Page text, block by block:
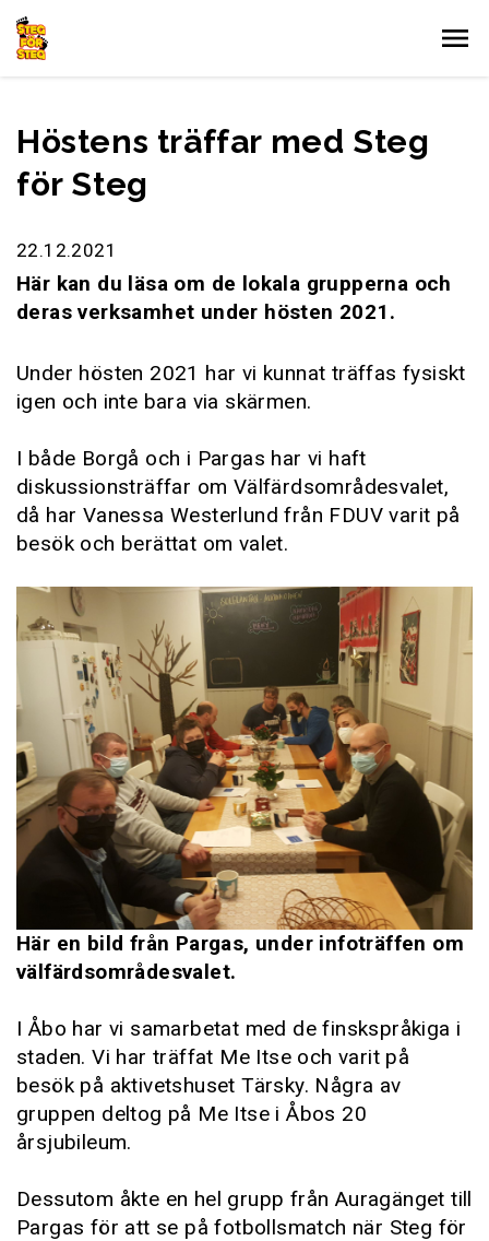
Gå till innehållet
Höstens träffar med Steg
för Steg
22.12.2021
Här kan du läsa om de lokala grupperna och
deras verksamhet under hösten 2021.
Under hösten 2021 har vi kunnat träffas fysiskt
igen och inte bara via skärmen.
I både Borgå och i Pargas har vi haft
diskussionsträffar om Välfärdsområdesvalet,
då har Vanessa Westerlund från FDUV varit på
besök och berättat om valet.
Här en bild från Pargas, under infoträffen om
välfärdsområdesvalet.
I Åbo har vi samarbetat med de finskspråkiga i
staden. Vi har träffat Me Itse och varit på
besök på aktivetshuset Tärsky. Några av
gruppen deltog på Me Itse i Åbos 20
årsjubileum.
Dessutom åkte en hel grupp från Auragänget till
Pargas för att se på fotbollsmatch när Steg för